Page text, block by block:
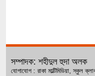
সম্পাদক: শহীদুল হুদা অলক
যোগাযোগ : রাকা মাল্টিমিডিয়া,